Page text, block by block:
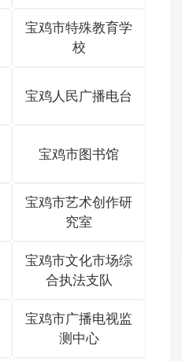
宝鸡市特殊教育学
校
宝鸡人民广播电台
宝鸡市图书馆
宝鸡市艺术创作研
究室
宝鸡市文化市场综
合执法支队
宝鸡市广播电视监
测中心